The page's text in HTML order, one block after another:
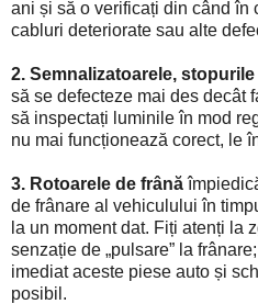
ani și să o verificați din când în
cabluri deteriorate sau alte
2. Semnalizatoarele, stopurile
să se defecteze mai des decât
să inspectați luminile în mod
nu mai funcționează corect, le
3. Rotoarele de frână
de frânare al vehiculului în
la un moment dat. Fiți atenți la
senzație de „pulsare” la
imediat aceste piese auto și
posibil.